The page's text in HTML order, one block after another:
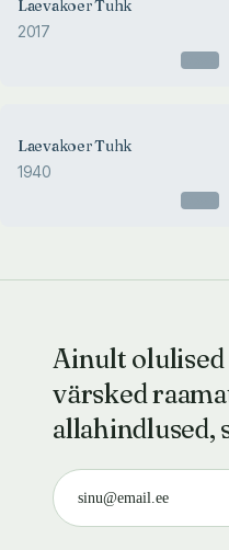
Laevakoer Tuhk
2017
Laevakoer Tuhk
1940
Ainult olulised
värsked
allahindlused,